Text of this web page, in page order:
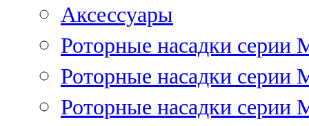
Аксессуары
Роторные насадки серии
Роторные насадки серии
Роторные насадки серии